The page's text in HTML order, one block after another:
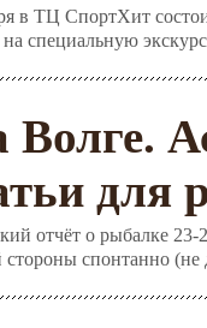
в ТЦ СпортХит
на специальную
для
отчёт о рыбалке
спонтанно